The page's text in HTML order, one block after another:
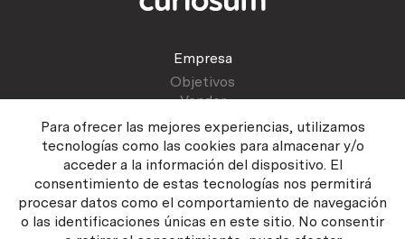
Para ofrecer las mejores experiencias, utilizamos
tecnologías como las cookies para almacenar y/o
acceder a la información del dispositivo. El
consentimiento de estas tecnologías nos permitirá
procesar datos como el comportamiento de navegación
o las identificaciones únicas en este sitio. No consentir
Empresa
Objetivos
Vender
Atención al cliente
Contactar
Manual del vendedor